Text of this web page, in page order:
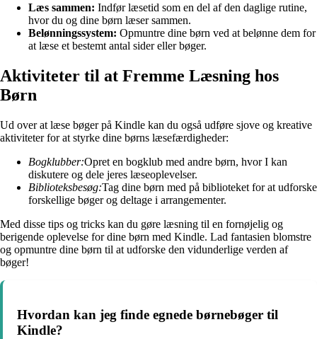
Læs sammen: Indfør læsetid som en del af den daglige rutine,
hvor du og dine børn læser sammen.
Belønningssystem: Opmuntre dine børn ved at belønne dem for
at læse et bestemt antal sider eller bøger.
Aktiviteter til at Fremme Læsning hos
Børn
Ud over at læse bøger på Kindle kan du også udføre sjove og kreative
aktiviteter for at styrke dine børns læsefærdigheder:
Bogklubber:Opret en bogklub med andre børn, hvor I kan
diskutere og dele jeres læseoplevelser.
Biblioteksbesøg:Tag dine børn med på biblioteket for at udforske
forskellige bøger og deltage i arrangementer.
Med disse tips og tricks kan du gøre læsning til en fornøjelig og
berigende oplevelse for dine børn med Kindle. Lad fantasien blomstre
og opmuntre dine børn til at udforske den vidunderlige verden af
bøger!
Hvordan kan jeg finde egnede børnebøger til
Kindle?